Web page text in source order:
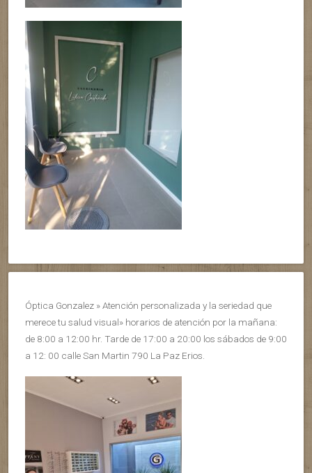
Óptica Gonzalez » Atención personalizada y la seriedad que
merece tu salud visual» horarios de atención por la mañana:
de 8:00 a 12:00 hr. Tarde de 17:00 a 20:00 los sábados de 9:00
a 12: 00 calle San Martin 790 La Paz Erios.